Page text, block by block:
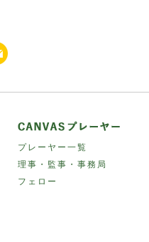
プレーヤー一覧
理事・監事・事務局
フェロー